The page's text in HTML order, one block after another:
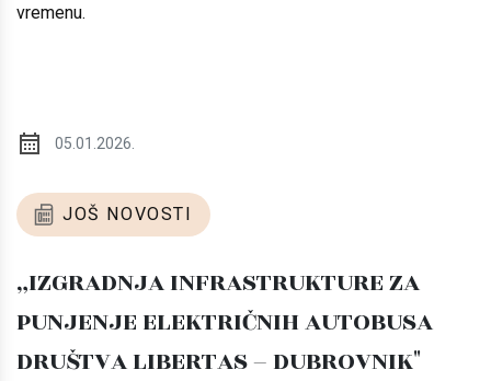
vremenu.
05.01.2026.
JOŠ NOVOSTI
„IZGRADNJA INFRASTRUKTURE ZA
PUNJENJE ELEKTRIČNIH AUTOBUSA
DRUŠTVA LIBERTAS – DUBROVNIK"